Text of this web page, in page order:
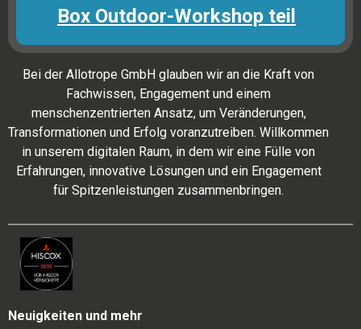
Box Outdoor-Workshop teil
Bei der Allotrope GmbH glauben wir an die Kraft von
Fachwissen, Engagement und einem
menschenzentrierten Ansatz, um Veränderungen,
Transformationen und Erfolg voranzutreiben. Willkommen
in unserem digitalen Raum, in dem wir eine Fülle von
Erfahrungen, innovative Lösungen und ein Engagement
für Spitzenleistungen zusammenbringen.
Neuigkeiten und mehr